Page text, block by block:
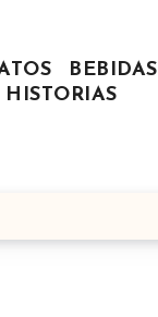
BEBIDAS
HISTORIAS